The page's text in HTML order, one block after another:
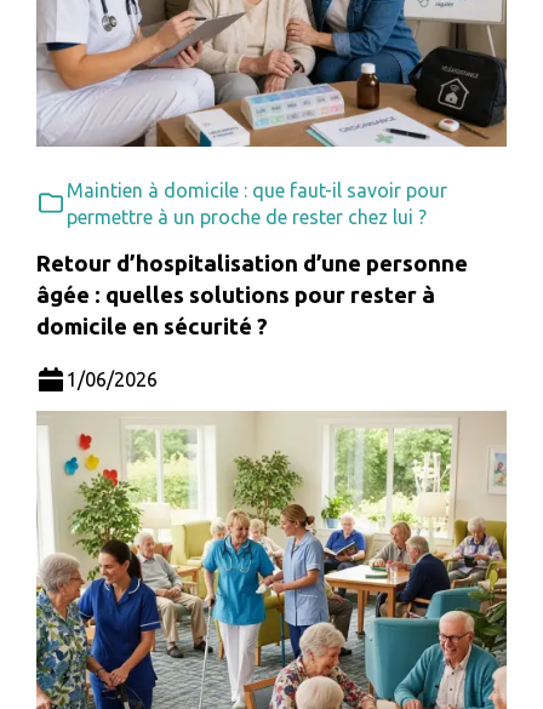
Maintien à domicile : que faut-il savoir pour
permettre à un proche de rester chez lui ?
Retour d’hospitalisation d’une personne
âgée : quelles solutions pour rester à
domicile en sécurité ?
1/06/2026